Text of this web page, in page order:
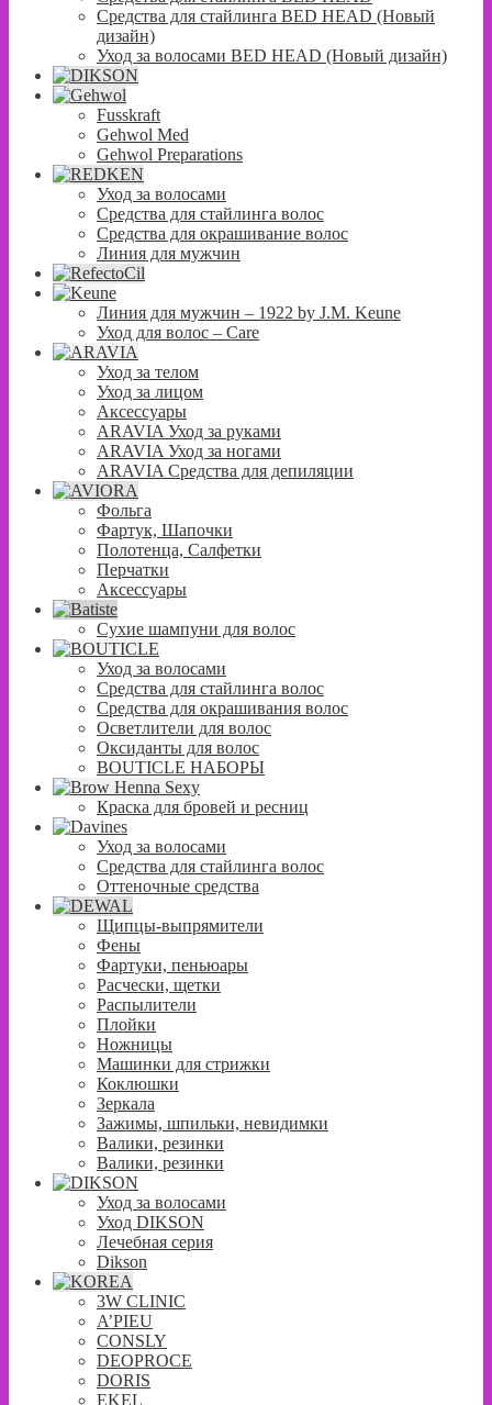
Средства для стайлинга BED HEAD (Новый
дизайн)
Уход за волосами BED HEAD (Новый дизайн)
Fusskraft
Gehwol Med
Gehwol Preparations
Уход за волосами
Средства для стайлинга волос
Средства для окрашивание волос
Линия для мужчин
Линия для мужчин – 1922 by J.M. Keune
Уход для волос – Сare
Уход за телом
Уход за лицом
Аксессуары
ARAVIA Уход за руками
ARAVIA Уход за ногами
ARAVIA Средства для депиляции
Фольга
Фартук, Шапочки
Полотенца, Салфетки
Перчатки
Аксессуары
Сухие шампуни для волос
Уход за волосами
Средства для стайлинга волос
Средства для окрашивания волос
Осветлители для волос
Оксиданты для волос
BOUTICLE НАБОРЫ
Краска для бровей и ресниц
Уход за волосами
Средства для стайлинга волос
Оттеночные средства
Щипцы-выпрямители
Фены
Фартуки, пеньюары
Расчески, щетки
Распылители
Плойки
Ножницы
Машинки для стрижки
Коклюшки
Зеркала
Зажимы, шпильки, невидимки
Валики, резинки
Валики, резинки
Уход за волосами
Уход DIKSON
Лечебная серия
Dikson
3W CLINIC
A’PIEU
CONSLY
DEOPROCE
DORIS
EKEL